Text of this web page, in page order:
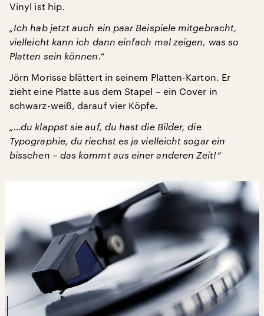
Vinyl ist hip.
„Ich hab jetzt auch ein paar Beispiele mitgebracht,
vielleicht kann ich dann einfach mal zeigen, was so
Platten sein können.“
Jörn Morisse blättert in seinem Platten-Karton. Er
zieht eine Platte aus dem Stapel – ein Cover in
schwarz-weiß, darauf vier Köpfe.
„…du klappst sie auf, du hast die Bilder, die
Typographie, du riechst es ja vielleicht sogar ein
bisschen – das kommt aus einer anderen Zeit!“